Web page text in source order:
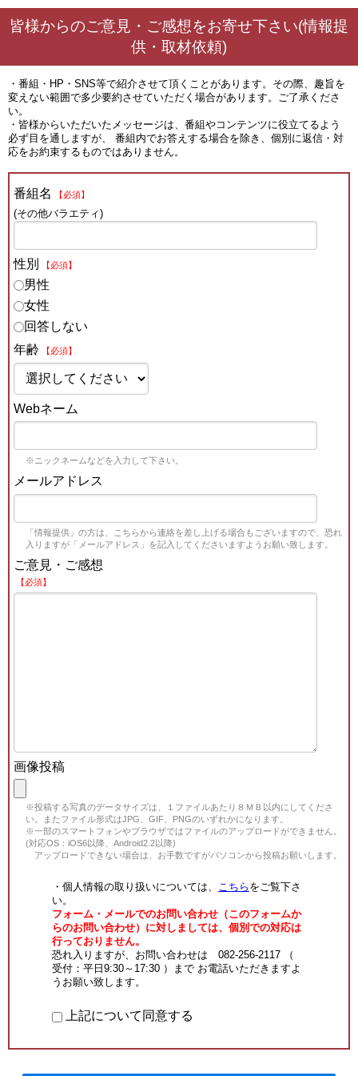
皆様からのご意見・ご感想をお寄せ下さい(情報提
供・取材依頼)
・番組・HP・SNS等で紹介させて頂くことがあります。その際、趣旨を
変えない範囲で多少要約させていただく場合があります。ご了承くださ
い。
・皆様からいただいたメッセージは、番組やコンテンツに役立てるよう
必ず目を通しますが、 番組内でお答えする場合を除き、個別に返信・対
応をお約束するものではありません。
番組名 【必須】
(その他バラエティ)
性別 【必須】
男性
女性
回答しない
年齢
【必須】
Webネーム
※ニックネームなどを入力して下さい。
メールアドレス
「情報提供」の方は、こちらから連絡を差し上げる場合もございますので、恐れ
入りますが「メールアドレス」を記入してくださいますようお願い致します。
ご意見・ご感想
【必須】
画像投稿
※投稿する写真のデータサイズは、１ファイルあたり８ＭＢ以内にしてくださ
い。またファイル形式はJPG、GIF、PNGのいずれかになります。
※一部のスマートフォンやブラウザではファイルのアップロードができません。
(対応OS：iOS6以降、Android2.2以降)
アップロードできない場合は、お手数ですがパソコンから投稿お願いします。
・個人情報の取り扱いについては、 こちら をご覧下さ
い。
フォーム・メールでのお問い合わせ（このフォームか
らのお問い合わせ）に対しましては、個別での対応は
行っておりません。
恐れ入りますが、お問い合わせは 082-256-2117 （
受付：平日9:30～17:30 ）まで お電話いただきますよ
うお願い致します。
上記について同意する